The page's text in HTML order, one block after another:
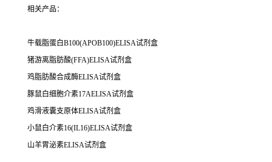
相关产品：
牛载脂蛋白B100(APOB100)ELISA试剂盒
猪游离脂肪酸(FFA)ELISA试剂盒
鸡脂肪酸合成酶ELISA试剂盒
豚鼠白细胞介素17AELISA试剂盒
鸡滑液囊支原体ELISA试剂盒
小鼠白介素16(IL16)ELISA试剂盒
山羊胃泌素ELISA试剂盒